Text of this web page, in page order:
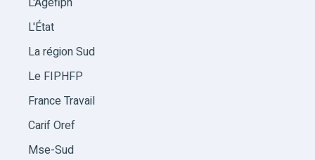
L'État
La région Sud
Le FIPHFP
France Travail
Carif Oref
Mse-Sud